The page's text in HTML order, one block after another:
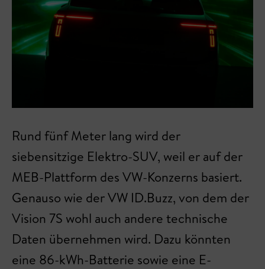
Rund fünf Meter lang wird der
siebensitzige Elektro-SUV, weil er auf der
MEB-Plattform des VW-Konzerns basiert.
Genauso wie der VW ID.Buzz, von dem der
Vision 7S wohl auch andere technische
Daten übernehmen wird. Dazu könnten
eine 86-kWh-Batterie sowie eine E-